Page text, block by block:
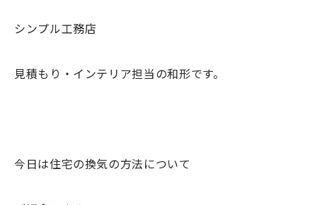
シンプル工務店
見積もり・インテリア担当の和形です。
今日は住宅の換気の方法について